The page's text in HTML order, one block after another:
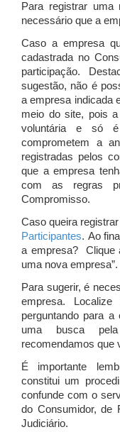
Para registrar uma
necessário que a
Caso a empresa
cadastrada no
participação.
sugestão, não é
a empresa indicada
meio do site, pois a
voluntária e só
comprometem a
registradas pelos
que a empresa
com as regras
Compromisso.
Caso queira
Participantes. Ao
a empresa? Clique
uma nova empresa”.
Para sugerir, é
empresa.
perguntando para
uma busca
recomendamos que
É importante
constitui um
confunde com o
do Consumidor, de
Judiciário.